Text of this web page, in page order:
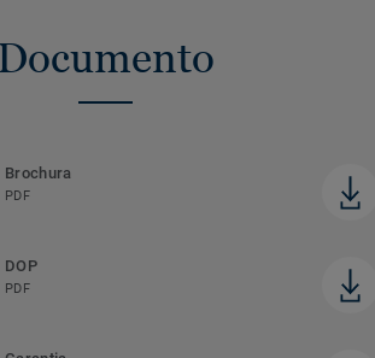
Brochura
PDF
DOP
PDF